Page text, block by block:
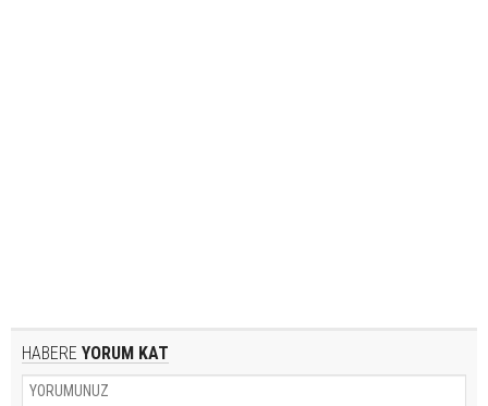
HABERE YORUM KAT